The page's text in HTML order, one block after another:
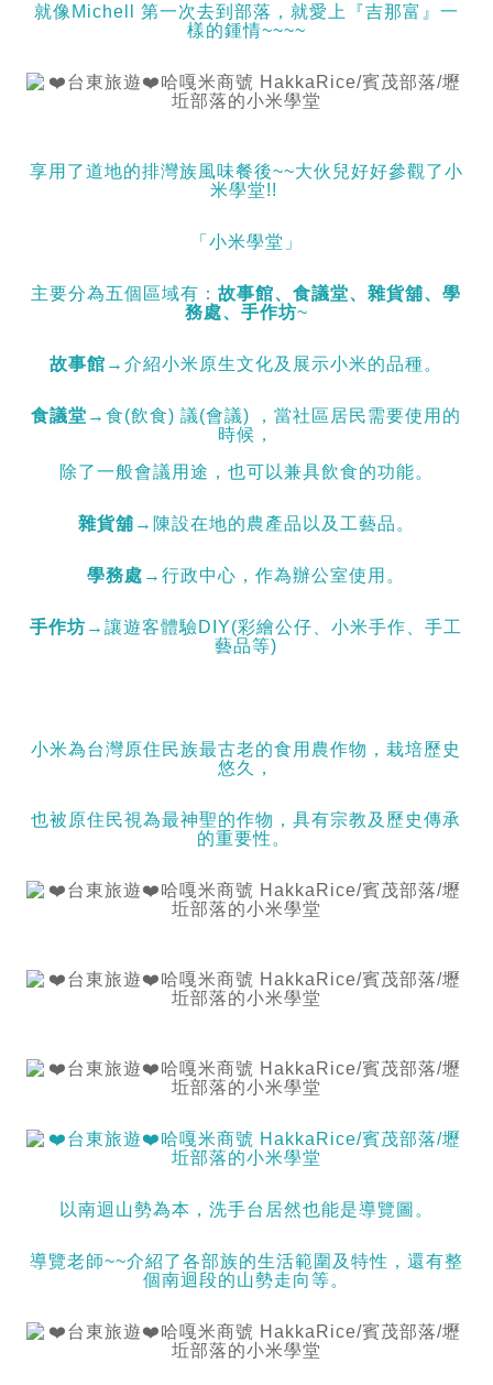
就像Michell 第一次去到部落，就愛上『吉那富』一
樣的鍾情~~~~
享用了道地的排灣族風味餐後~~大伙兒好好參觀了小
米學堂!!
「小米學堂」
主要分為五個區域有：故事館、食議堂、雜貨舖、學
務處、手作坊~
故事館 →介紹小米原生文化及展示小米的品種。
食議堂 →食(飲食) 議(會議) ，當社區居民需要使用的
時候，
除了一般會議用途，也可以兼具飲食的功能。
雜貨舖 →陳設在地的農產品以及工藝品。
學務處 →行政中心，作為辦公室使用。
手作坊 →讓遊客體驗DIY(彩繪公仔、小米手作、手工
藝品等)
小米為台灣原住民族最古老的食用農作物，栽培歷史
悠久，
也被原住民視為最神聖的作物，具有宗教及歷史傳承
的重要性。
以南迴山勢為本，洗手台居然也能是導覽圖。
導覽老師~~介紹了各部族的生活範圍及特性，還有整
個南迴段的山勢走向等。